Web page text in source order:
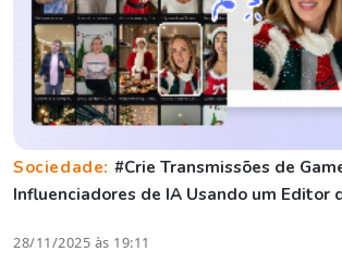
Sociedade: #Crie Transmissões de
Influenciadores de IA Usando um Editor
28/11/2025 às 19:11